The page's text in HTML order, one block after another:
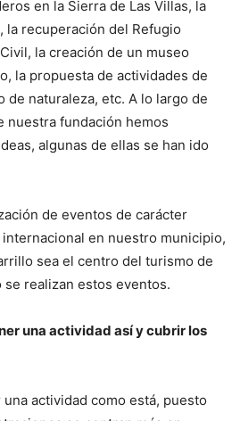
en la Sierra de Las Villas, la
la recuperación del Refugio
la creación de un museo
la propuesta de actividades de
de naturaleza, etc. A lo largo de
nuestra fundación hemos
algunas de ellas se han ido
de eventos de carácter
en nuestro municipio,
sea el centro del turismo de
se realizan estos eventos.
una actividad así y cubrir los
actividad como está, puesto